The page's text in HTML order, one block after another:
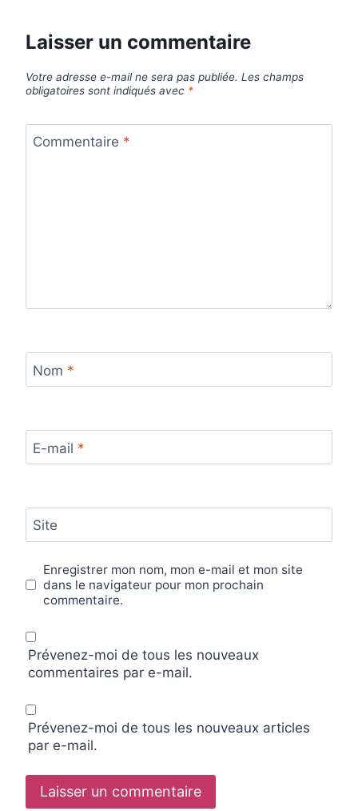
Laisser un commentaire
Votre adresse e-mail ne sera pas publiée. Les champs
obligatoires sont indiqués avec *
Commentaire *
Nom *
E-mail *
Site
Enregistrer mon nom, mon e-mail et mon site
dans le navigateur pour mon prochain
commentaire.
Prévenez-moi de tous les nouveaux
commentaires par e-mail.
Prévenez-moi de tous les nouveaux articles
par e-mail.